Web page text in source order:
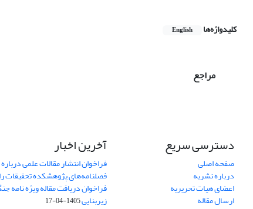
کلیدواژه‌ها English
مراجع
دسترسی سریع
صفحه اصلی
درباره نشریه
اعضای هیات تحریریه
ارسال مقاله
آخرین اخبار
فراخوان انتشار مقالات علمی
فصلنامه‌های پژوهشکده تحقیقات
فراخوان دریافت مقاله ویژه نامه
زیربنایی1405-04-17